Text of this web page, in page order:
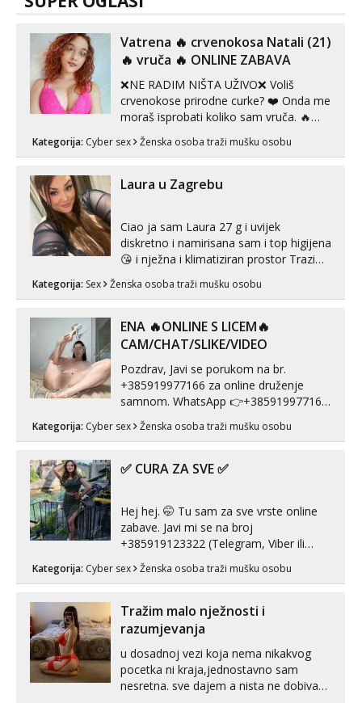
Vatrena ‎️‍🔥 crvenokosa Natali (21)
‎️‍🔥 vruča‎ ️‍🔥 ONLINE ZABAVA
❌NE RADIM NIŠTA UŽIVO❌ Voliš
crvenokose prirodne curke? ❤️ Onda me
moraš isprobati koliko sam vruča.‎ ️‍🔥
MLADA vražica koja ima 100%
prorodne grudi, 💦 Misli su mi uvijek
U mojoj raznolikoj ponudi možeš
pranaći nešto po svojoj mjeri. Sexi videa
Kategorija: Cyber sex Ženska osoba traži mušku osobu
Laura u Zagrebu
Ciao ja sam Laura 27 g i uvijek
diskretno i namirisana sam i top higijena
😘 i nježna i klimatiziran prostor Trazim
Pusenje i gutanje sperme Erotsko rublje
tijelu Iskljucivo neradim analni !!! I
neljubim se Wha...
Kategorija: Sex Ženska osoba traži mušku osobu
ENA 🔥ONLINE S LICEM🔥
CAM/CHAT/SLIKE/VIDEO
Pozdrav, Javi se porukom na br.
+385919977166 za online druženje
samnom. WhatsApp 👉+385919977166
Telegram 👉@enafriedrichkis Radim
videopozive s licem, solo i s partnerom,
kombinacije halteri, haljine, štikle,
Kategorija: Cyber sex Ženska osoba traži mušku osobu
✅ CURA ZA SVE ✅
Hej hej. 🤭 Tu sam za sve vrste online
zabave. Javi mi se na broj
+385919123322 (Telegram, Viber ili
Whatsapp). 🤙 NE javljaj se na uzivo.
Hvala.
Kategorija: Cyber sex Ženska osoba traži mušku osobu
Tražim malo nježnosti i
razumjevanja
u dosadnoj vezi koja nema nikakvog
pocetka ni kraja,jednostavno sam
nesretna. sve dajem a nista ne dobivam